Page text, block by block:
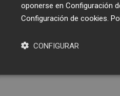
oponerse en Configuración
Configuración de cookies
CONFIGURAR